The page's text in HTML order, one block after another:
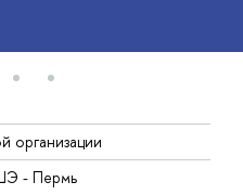
организации
- Пермь